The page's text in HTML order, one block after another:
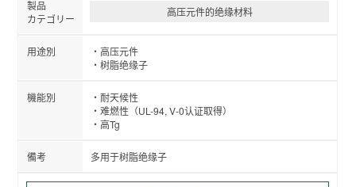
高压元件的绝缘材料
高压元件
树脂绝缘子
耐天候性
难燃性（UL-94, V-0认证取得）
高Tg
多用于树脂绝缘子